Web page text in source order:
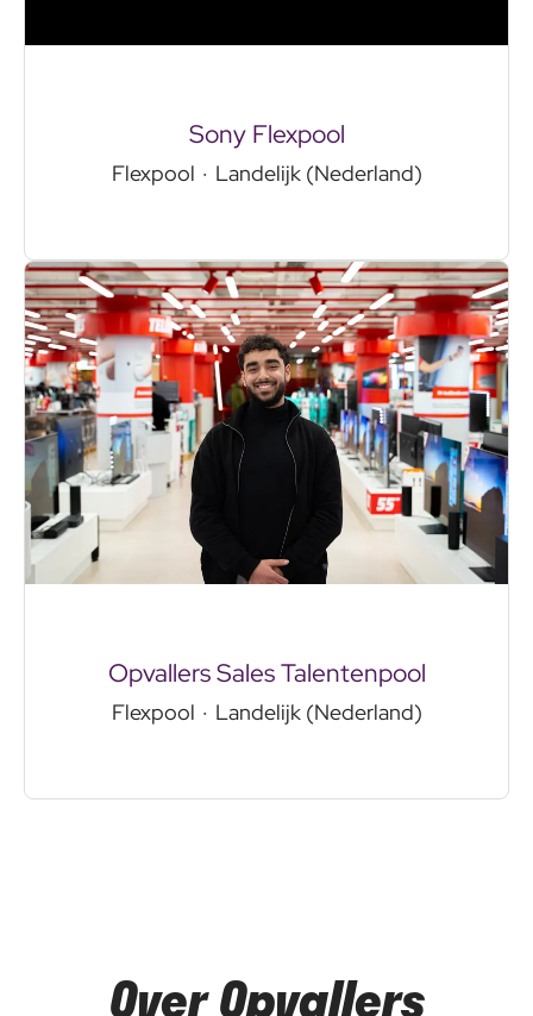
Sony Flexpool
Flexpool · Landelijk (Nederland)
Opvallers Sales Talentenpool
Flexpool · Landelijk (Nederland)
Over Opvallers